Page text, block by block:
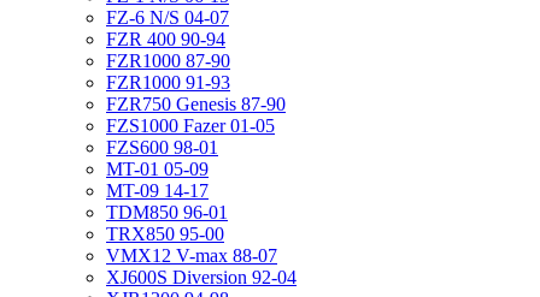
FZ-6 N/S 04-07
FZR 400 90-94
FZR1000 87-90
FZR1000 91-93
FZR750 Genesis 87-90
FZS1000 Fazer 01-05
FZS600 98-01
MT-01 05-09
MT-09 14-17
TDM850 96-01
TRX850 95-00
VMX12 V-max 88-07
XJ600S Diversion 92-04